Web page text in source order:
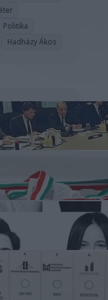
Politika
Hadházy Ákos